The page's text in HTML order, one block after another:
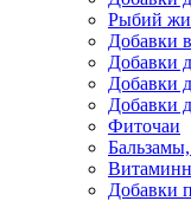
Рыбий
Добавки
Добавки
Добавки
Добавки
Фиточаи
Добавки